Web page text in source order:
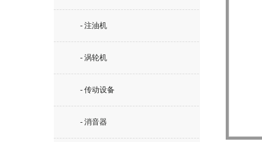
- 注油机
- 涡轮机
- 传动设备
- 消音器